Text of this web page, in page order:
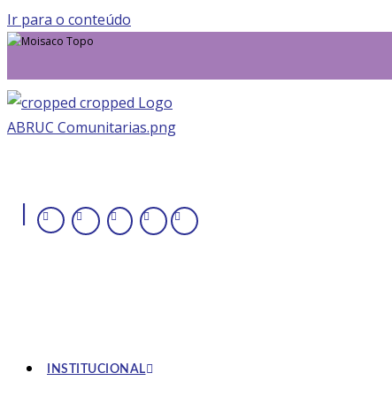
Ir para o conteúdo
|
INSTITUCIONAL